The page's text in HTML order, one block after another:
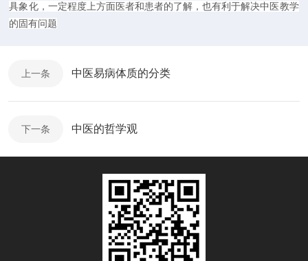
具象化，一定程度上方面医者和患者的了解，也有利于解决中医教学
的固有问题
上一条 中医易病体质的分类
下一条 中医的哲学观